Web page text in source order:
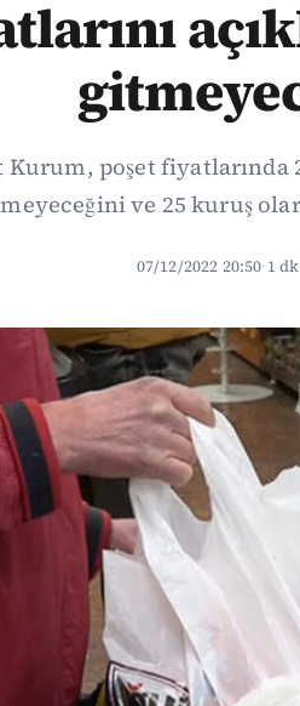
poşet fiyatlarında
ve 25 kuruş
07/12/2022 20:50·1